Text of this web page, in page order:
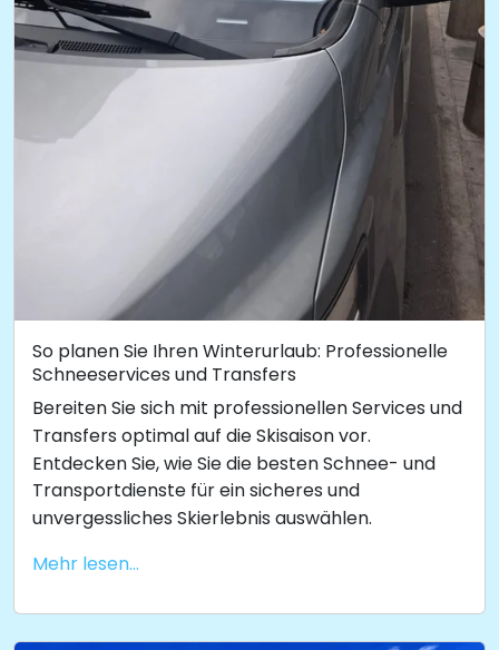
So planen Sie Ihren Winterurlaub: Professionelle
Schneeservices und Transfers
Bereiten Sie sich mit professionellen Services und
Transfers optimal auf die Skisaison vor.
Entdecken Sie, wie Sie die besten Schnee- und
Transportdienste für ein sicheres und
unvergessliches Skierlebnis auswählen.
Mehr lesen...